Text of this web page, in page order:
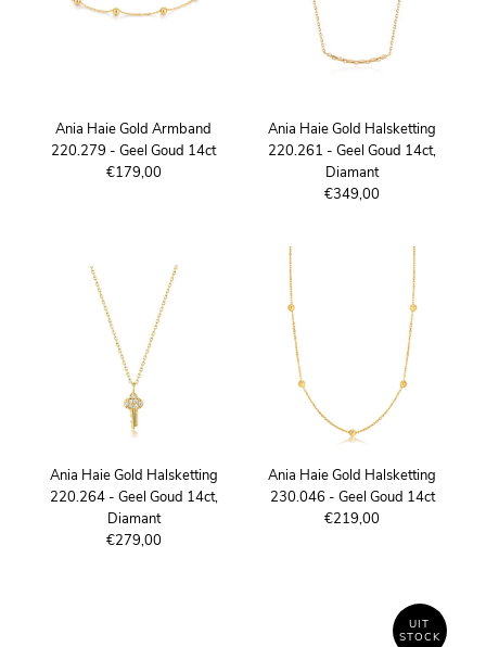
Ania Haie Gold Armband
220.279 - Geel Goud 14ct
€179,00
Ania Haie Gold Halsketting
220.261 - Geel Goud 14ct,
Diamant
€349,00
Ania Haie Gold Halsketting
220.264 - Geel Goud 14ct,
Diamant
€279,00
Ania Haie Gold Halsketting
230.046 - Geel Goud 14ct
€219,00
UIT
STOCK